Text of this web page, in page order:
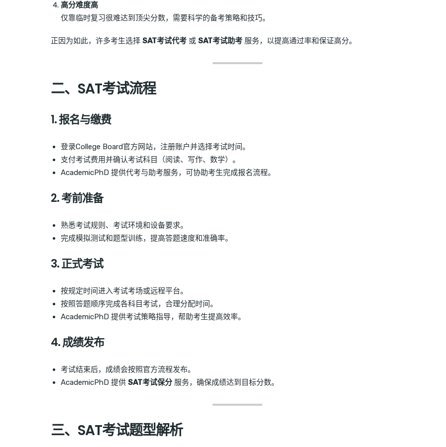
高分难度高
仅靠临时复习很难达到顶尖分数，需要科学的备考策略和技巧。
正因为如此，许多考生选择 SAT考试代考 或 SAT考试助考 服务，以提高通过率和保证高分。
二、SAT考试流程
1. 报名与缴费
登录College Board官方网站，注册账户并选择考试时间。
支付考试费用并确认考试科目（阅读、写作、数学）。
AcademicPhD 提供代考与助考服务，可协助考生完成报名流程。
2. 考前准备
熟悉考试规则、考试环境和设备要求。
完成模拟测试和题型训练，提高答题速度和准确率。
3. 正式考试
按规定时间进入考试考场或远程平台。
按照答题顺序完成各科目考试，合理分配时间。
AcademicPhD 提供考试策略指导，帮助考生提高效率。
4. 成绩发布
考试结束后，成绩会按照官方流程发布。
AcademicPhD 提供 SAT考试保分 服务，确保成绩达到目标分数。
三、SAT考试题型解析